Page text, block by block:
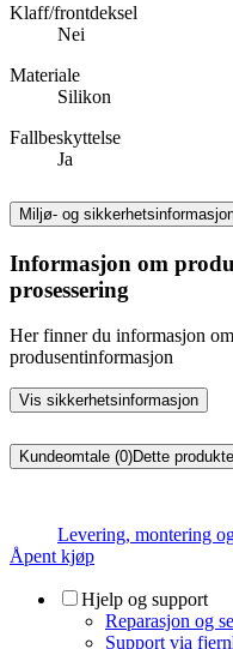
Klaff/frontdeksel
Nei
Materiale
Silikon
Fallbeskyttelse
Ja
Miljø- og
Informasjon om
prosessering
Her finner du informasjon
produsentinformasjon
Vis sikkerhetsinformasjon
Kundeomtale (0)Dette
Levering, montering
Åpent kjøp
Hjelp og support
Reparasjon og
Support via